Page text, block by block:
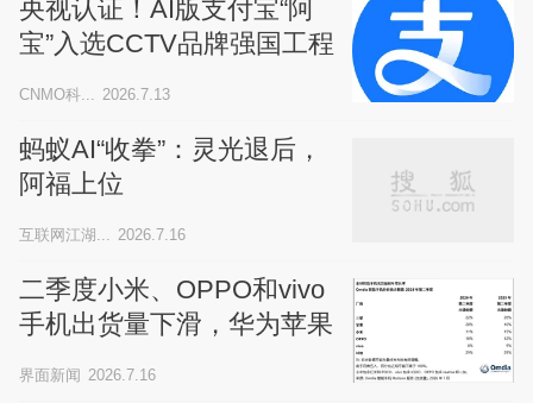
央视认证！AI版支付宝“阿
宝”入选CCTV品牌强国工程
CNMO科... 2026.7.13
蚂蚁AI“收拳”：灵光退后，
阿福上位
互联网江湖... 2026.7.16
二季度小米、OPPO和vivo
手机出货量下滑，华为苹果
界面新闻 2026.7.16